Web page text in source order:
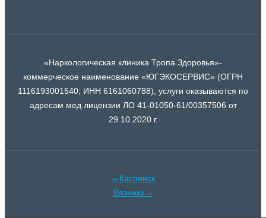
«Наркологическая клиника Тропа Здоровья»-
коммерческое наименование «ЮГЭКОСЕРВИС» (ОГРН
1116193001540; ИНН 6161060788), услуги оказываются по
адресам мед лицензии ЛО 41-01050-61/00357506 от
29.10.2020 г.
←Каспийск
Вязники→